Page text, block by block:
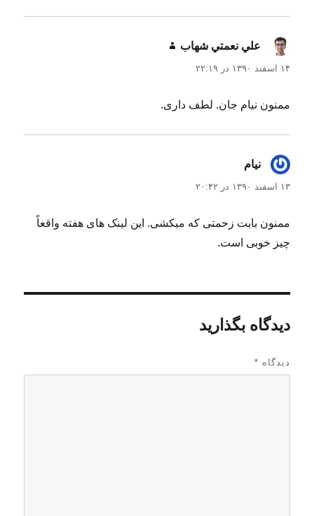
علي نعمتي شهاب
۱۴ اسفند ۱۳۹۰ در ۲۲:۱۹
ممنون نیام جان. لطف داری.
نیام
۱۳ اسفند ۱۳۹۰ در ۲۰:۴۲
ممنون بابت زحمتی که میکشی. این لینک های هفته واقعاً
چیز خوبی است.
دیدگاه بگذارید
دیدگاه *